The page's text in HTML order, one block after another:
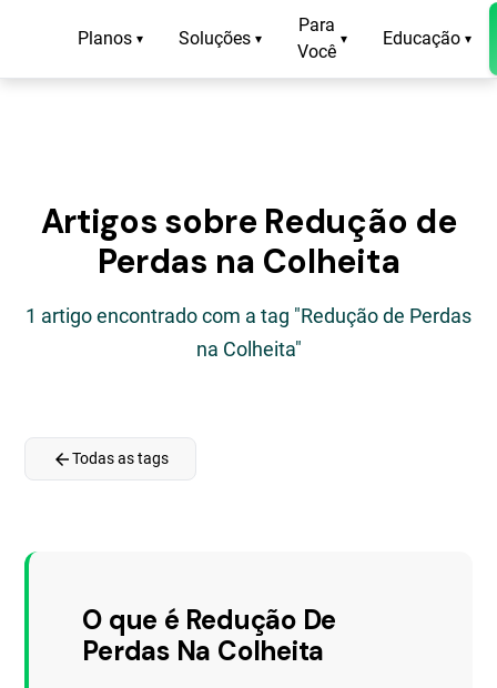
Planos ▾ Soluções ▾
Para
Você
▾ Educação ▾
Artigos sobre Redução de
Perdas na Colheita
1 artigo encontrado com a tag "Redução de Perdas
na Colheita"
arrow_backTodas as tags
O que é Redução De
Perdas Na Colheita